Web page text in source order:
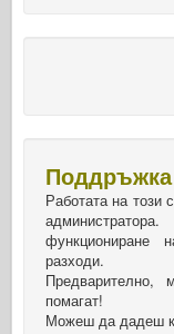
Поддръжка
Работата на този
функциониране
разходи.
Предварително,
помагат!
Можеш да дадеш